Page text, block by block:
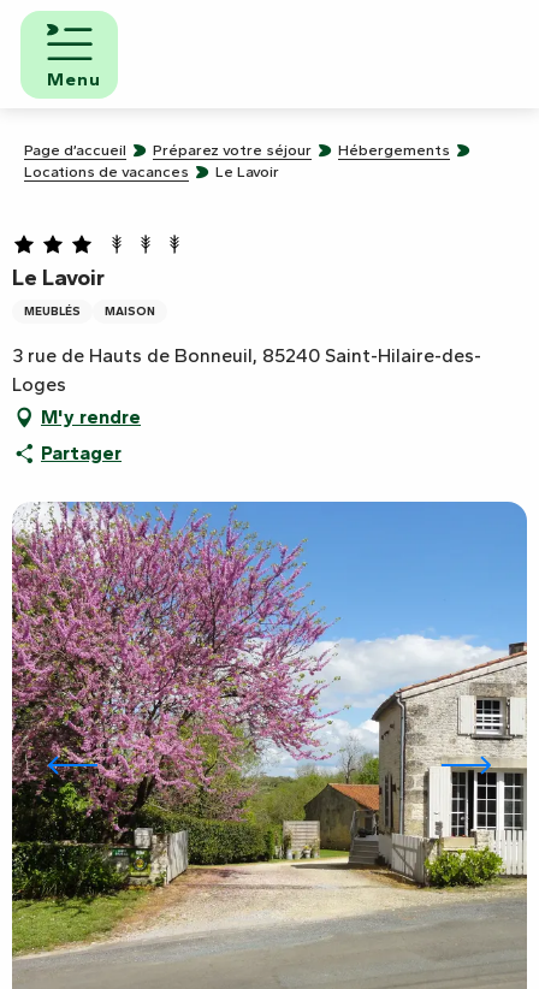
Aller
contenu
principal
Menu
Page d’accueil Préparez votre séjour
Hébergements
Locations de vacances
Le Lavoir
Le Lavoir
MEUBLÉS MAISON
3 rue de Hauts de Bonneuil, 85240 Saint-Hilaire-des-
Loges
M'y rendre
Partager